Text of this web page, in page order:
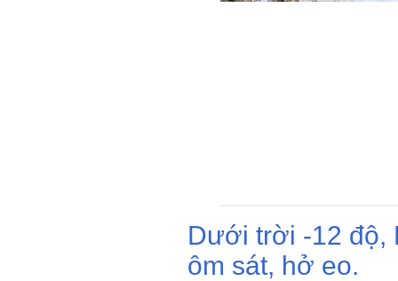
Dưới trời -12 độ,
ôm sát, hở eo.